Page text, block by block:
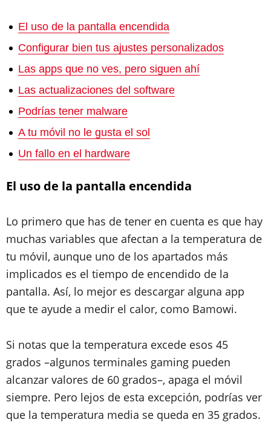
El uso de la pantalla encendida
Configurar bien tus ajustes personalizados
Las apps que no ves, pero siguen ahí
Las actualizaciones del software
Podrías tener malware
A tu móvil no le gusta el sol
Un fallo en el hardware
El uso de la pantalla encendida
Lo primero que has de tener en cuenta es que hay
muchas variables que afectan a la temperatura de
tu móvil, aunque uno de los apartados más
implicados es el tiempo de encendido de la
pantalla. Así, lo mejor es descargar alguna app
que te ayude a medir el calor, como Bamowi.
Si notas que la temperatura excede esos 45
grados –algunos terminales gaming pueden
alcanzar valores de 60 grados–, apaga el móvil
siempre. Pero lejos de esta excepción, podrías ver
que la temperatura media se queda en 35 grados.